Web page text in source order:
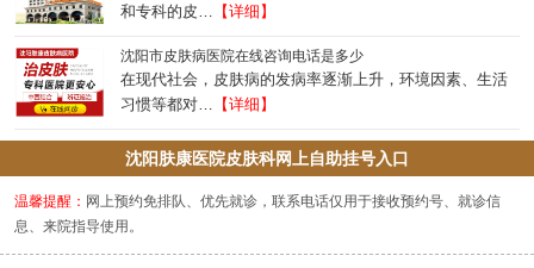
和专科的皮…
【详细】
沈阳市皮肤病医院在线咨询电话是多少
在现代社会，皮肤病的发病率逐渐上升，环境因素、生活
习惯等都对… 【详细】
沈阳肤康医院皮肤科网上自助挂号入口
温馨提醒： 网上预约免排队、优先就诊，联系电话仅用于接收预约号、就诊信
息、来院指导使用。